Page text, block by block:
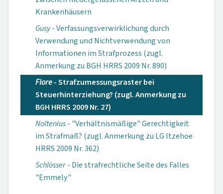
Krankenhäusern
Gusy- Verfassungsverwirklichung durch
Verwendung und Nichtverwendung von
Informationen im Strafprozess (zugl.
Anmerkung zu BGH HRRS 2009 Nr. 890)
Flore- Strafzumessungsraster bei
Steuerhinterziehung? (zugl. Anmerkung zu
BGH HRRS 2009 Nr. 27)
Noltenius- "Verhältnismäßige" Gerechtigkeit
im Strafmaß? (zugl. Anmerkung zu LG Itzehoe
HRRS 2009 Nr. 362)
Schlösser- Die strafrechtliche Seite des Falles
"Emmely"